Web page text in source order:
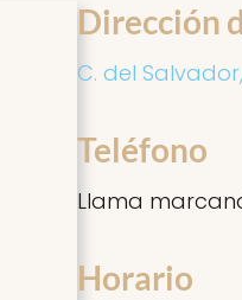
Dirección
C. del
Teléfono
Llama
Horario